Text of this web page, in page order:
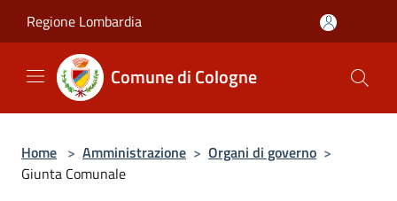
Regione Lombardia
Comune di Cologne
Home > Amministrazione > Organi di governo >
Giunta Comunale